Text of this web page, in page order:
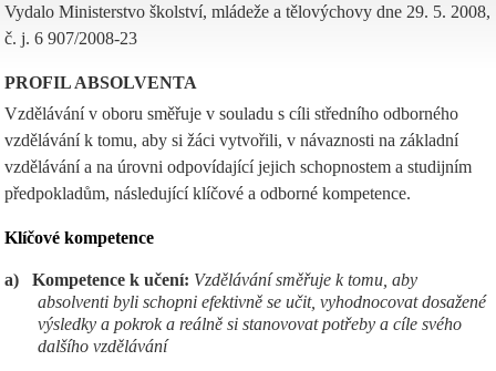
Vydalo Ministerstvo školství, mládeže a tělovýchovy dne 29. 5. 2008,
č. j. 6 907/2008-23
PROFIL ABSOLVENTA
Vzdělávání v oboru směřuje v souladu s cíli středního odborného
vzdělávání k tomu, aby si žáci vytvořili, v návaznosti na základní
vzdělávání a na úrovni odpovídající jejich schopnostem a studijním
předpokladům, následující klíčové a odborné kompetence.
Klíčové kompetence
a) Kompetence k učení: Vzdělávání směřuje k tomu, aby
absolventi byli schopni efektivně se učit, vyhodnocovat dosažené
výsledky a pokrok a reálně si stanovovat potřeby a cíle svého
dalšího vzdělávání